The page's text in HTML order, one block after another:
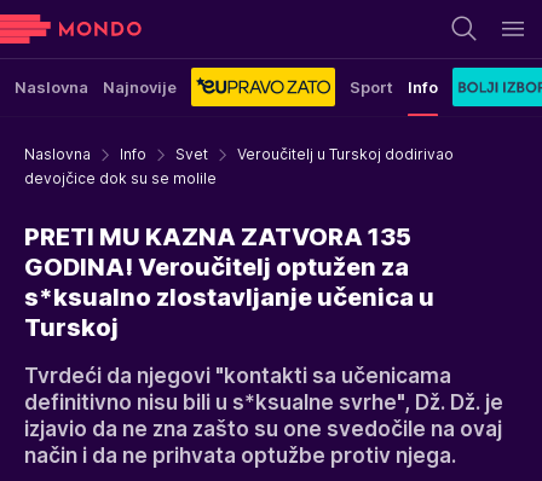
Naslovna Najnovije Sport Info
Naslovna Info Svet
Veroučitelj u Turskoj dodirivao
devojčice dok su se molile
PRETI MU KAZNA ZATVORA 135
GODINA! Veroučitelj optužen za
s*ksualno zlostavljanje učenica u
Turskoj
Tvrdeći da njegovi "kontakti sa učenicama
definitivno nisu bili u s*ksualne svrhe", Dž. Dž. je
izjavio da ne zna zašto su one svedočile na ovaj
način i da ne prihvata optužbe protiv njega.